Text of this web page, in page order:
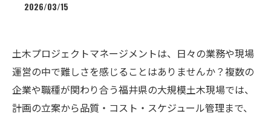
2026/03/15
土木プロジェクトマネージメントは、日々の業務や現場
運営の中で難しさを感じることはありませんか？複数の
企業や職種が関わり合う福井県の大規模土木現場では、
計画の立案から品質・コスト・スケジュール管理まで、